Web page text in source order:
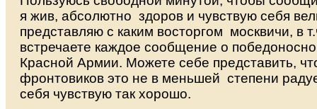
я жив, абсолютно здоров и чувствую себя
представляю с каким восторгом москвичи, в
встречаете каждое сообщение о
Красной Армии. Можете себе представить,
фронтовиков это не в меньшей степени
себя чувствую так хорошо.